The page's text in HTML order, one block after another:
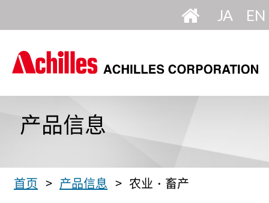
设
首
页
语
语
产品信息
首页 产品信息 农业・畜产